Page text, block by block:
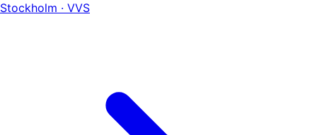
Stockholm · VVS